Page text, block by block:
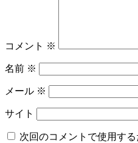
コメント ※
名前 ※
メール ※
サイト
次回のコメントで使用す